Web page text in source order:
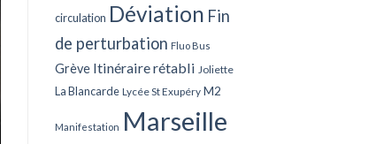
circulation Déviation Fin
de perturbation Fluo Bus
Grève Itinéraire rétabli Joliette
La Blancarde Lycée St Exupéry M2
Manifestation Marseille